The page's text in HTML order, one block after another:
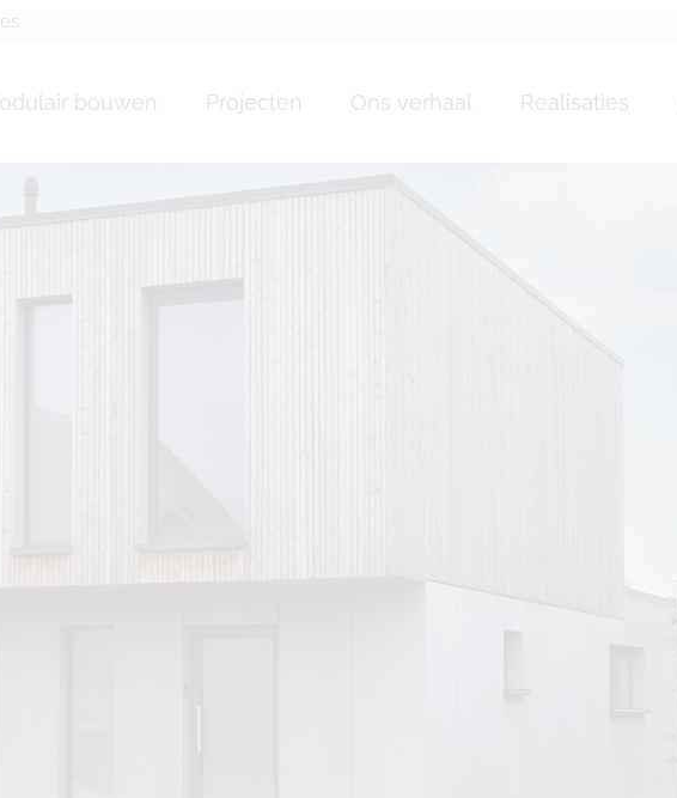
bouwen Projecten Ons verhaal Realisaties